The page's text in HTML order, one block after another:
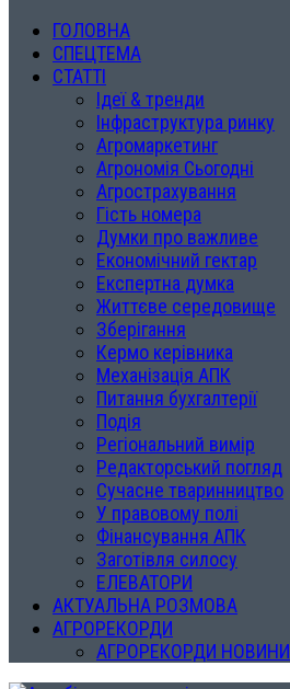
ГОЛОВНА
СПЕЦТЕМА
СТАТТІ
Ідеї & тренди
Інфраструктура ринку
Агромаркетинг
Агрономія Сьогодні
Агрострахування
Гість номера
Думки про важливе
Економічний гектар
Експертна думка
Життєве середовище
Зберігання
Кермо керівника
Механізація АПК
Питання бухгалтерії
Подія
Регіональний вимір
Редакторський погляд
Сучасне тваринництво
У правовому полі
Фінансування АПК
Заготівля силосу
ЕЛЕВАТОРИ
АКТУАЛЬНА РОЗМОВА
АГРОРЕКОРДИ
АГРОРЕКОРДИ НОВИНИ